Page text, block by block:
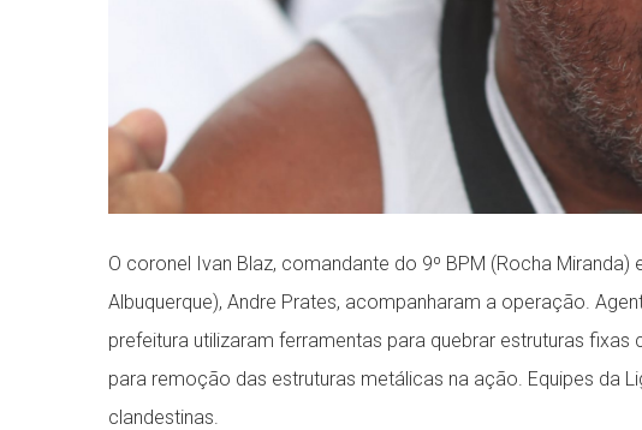
O coronel Ivan Blaz, comandante do 9º BPM (Rocha
Albuquerque), Andre Prates, acompanharam a operação.
prefeitura utilizaram ferramentas para quebrar estruturas
para remoção das estruturas metálicas na ação. Equipes da
clandestinas.